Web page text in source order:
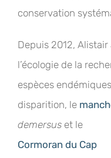
conservation
Depuis 2012,
l’écologie de la
espèces
disparition, le
demersus et le
Cormoran du Cap